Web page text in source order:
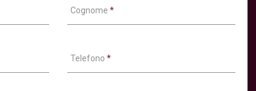
Cognome *
Telefono *